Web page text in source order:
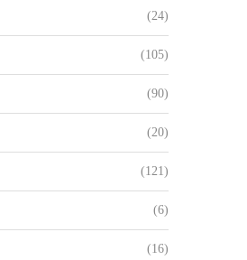
(24)
(105)
(90)
(20)
(121)
(6)
(16)